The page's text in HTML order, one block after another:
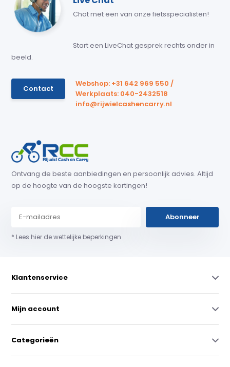
Chat met een van onze fietsspecialisten!
Start een LiveChat gesprek rechts onder in
beeld.
Contact
Webshop: +31 642 969 550 /
Werkplaats: 040-2432518
info@rijwielcashencarry.nl
Ontvang de beste aanbiedingen en persoonlijk advies. Altijd
op de hoogte van de hoogste kortingen!
Abonneer
* Lees hier de wettelijke beperkingen
Klantenservice
Mijn account
Categorieën